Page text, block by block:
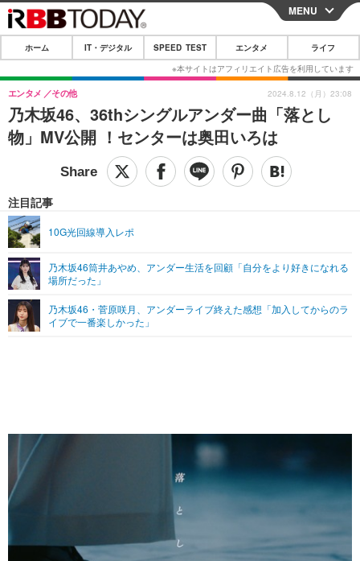
CLOSE
ホーム
IT・デジタル
IT・デジタルTOP スマートフォン
ショッピング その他
SPEED TEST
エンタメTOP 映画・ドラマ
グラビア
ショッピング その他
ライフTOP
その他
リリース一覧
プッシュ通知の停止方法
MENU
ホーム IT・デジタル SPEED TEST エンタメ ライフ
乃木坂46、36thシングルアンダー曲「落とし
物」MV公開 ！センターは奥田いろは
エンタメ その他
注目記事
10G光回線導入レポ
乃木坂46筒井あやめ、アンダー生活を回顧「自分をより好きになれる
場所だった」
乃木坂46・菅原咲月、アンダーライブ終えた感想「加入してからのラ
イブで一番楽しかった」
2024.8.12（月）23:08